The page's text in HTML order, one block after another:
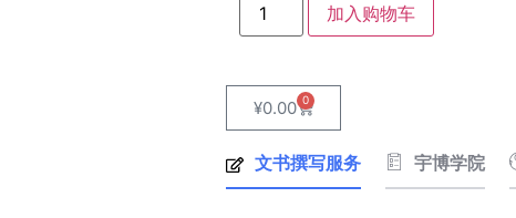
加入购物车
¥0.00 0
文书撰写服务 宇博学院